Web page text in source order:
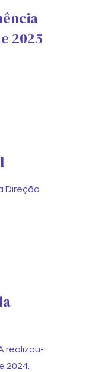
2025
Direção
realizou-
2024.